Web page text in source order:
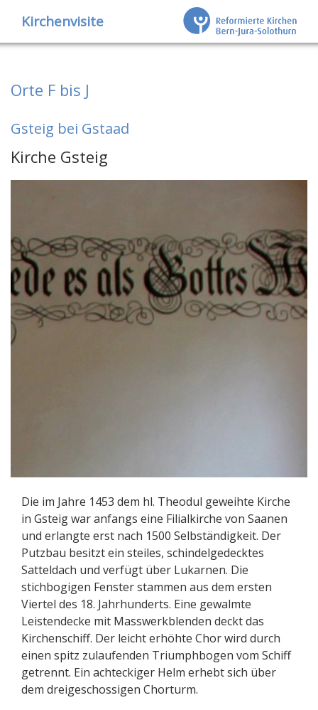
Kirchenvisite
Orte F bis J
Gsteig bei Gstaad
Kirche Gsteig
Die im Jahre 1453 dem hl. Theodul geweihte Kirche
in Gsteig war anfangs eine Filialkirche von Saanen
und erlangte erst nach 1500 Selbständigkeit. Der
Putzbau besitzt ein steiles, schindelgedecktes
Satteldach und verfügt über Lukarnen. Die
stichbogigen Fenster stammen aus dem ersten
Viertel des 18. Jahrhunderts. Eine gewalmte
Leistendecke mit Masswerkblenden deckt das
Kirchenschiff. Der leicht erhöhte Chor wird durch
einen spitz zulaufenden Triumphbogen vom Schiff
getrennt. Ein achteckiger Helm erhebt sich über
dem dreigeschossigen Chorturm.